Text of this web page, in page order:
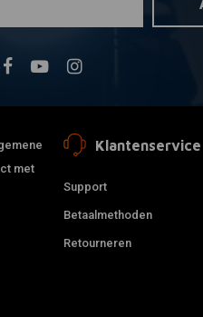
met
Klantenservice
Support
Betaalmethoden
Retourneren